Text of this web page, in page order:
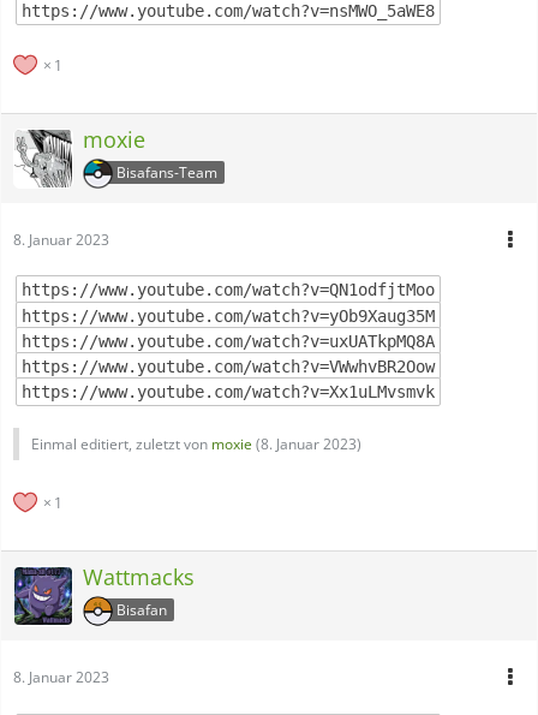
https://www.youtube.com/watch?v=nsMWO_5aWE8
1
moxie
Bisafans-Team
8. Januar 2023
https://www.youtube.com/watch?v=QN1odfjtMoo
https://www.youtube.com/watch?v=yOb9Xaug35M
https://www.youtube.com/watch?v=uxUATkpMQ8A
https://www.youtube.com/watch?v=VWwhvBR2Oow
https://www.youtube.com/watch?v=Xx1uLMvsmvk
Einmal editiert, zuletzt von moxie (8. Januar 2023)
1
Wattmacks
Bisafan
8. Januar 2023